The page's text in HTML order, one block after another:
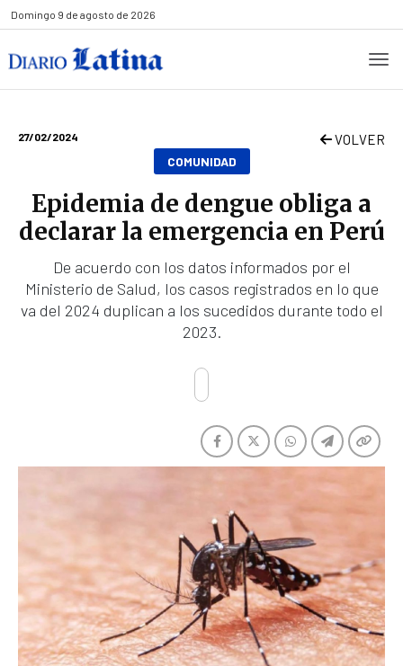
Domingo 9 de agosto de 2026
27/02/2024 VOLVER
COMUNIDAD
Epidemia de dengue obliga a
declarar la emergencia en Perú
De acuerdo con los datos informados por el
Ministerio de Salud, los casos registrados en lo que
va del 2024 duplican a los sucedidos durante todo el
2023.